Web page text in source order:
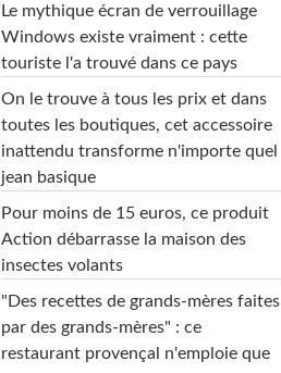
Le mythique écran de verrouillage
Windows existe vraiment : cette
touriste l'a trouvé dans ce pays
On le trouve à tous les prix et dans
toutes les boutiques, cet accessoire
inattendu transforme n'importe quel
jean basique
Pour moins de 15 euros, ce produit
Action débarrasse la maison des
insectes volants
"Des recettes de grands-mères faites
par des grands-mères" : ce
restaurant provençal n'emploie que